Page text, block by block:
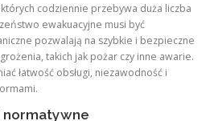
codziennie przebywa duża liczba
ewakuacyjne musi być
pozwalają na szybkie i bezpieczne
takich jak pożar czy inne awarie.
łatwość obsługi, niezawodność i
normatywne